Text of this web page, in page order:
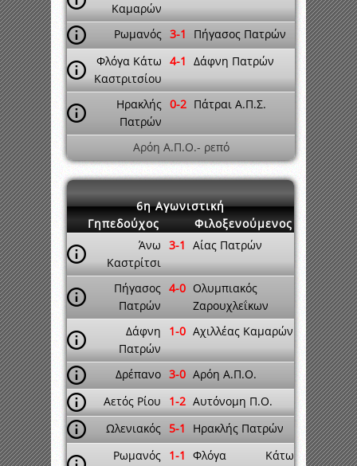
Καμαρών
Ρωμανός 3-1
Πήγασος Πατρών
Φλόγα Κάτω
Καστριτσίου
4-1 Δάφνη Πατρών
Ηρακλής
Πατρών
0-2 Πάτραι Α.Π.Σ.
Αρόη Α.Π.Ο.- ρεπό
6η Αγωνιστική
Γηπεδούχος
Φιλοξενούμενος
Άνω
Καστρίτσι
3-1 Αίας Πατρών
Πήγασος
Πατρών
4-0 Ολυμπιακός
Ζαρουχλεΐκων
Δάφνη
Πατρών
1-0 Αχιλλέας Καμαρών
Δρέπανο 3-0 Αρόη Α.Π.Ο.
Αετός Ρίου
1-2 Αυτόνομη Π.Ο.
Ωλενιακός 5-1
Ηρακλής Πατρών
Ρωμανός 1-1 Φλόγα Κάτω